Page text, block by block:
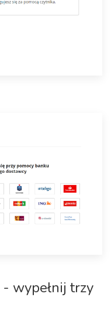
- wypełnij trzy